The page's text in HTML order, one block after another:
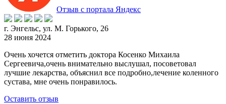
Отзыв с портала Яндекс
г. Энгельс, ул. М. Горького, 26
28 июня 2024
Очень хочется отметить доктора Косенко Михаила
Сергеевича,очень внимательно выслушал, посоветовал
лучшие лекарства, объяснил все подробно,лечение коленного
сустава, мне очень понравилось.
Оставить отзыв